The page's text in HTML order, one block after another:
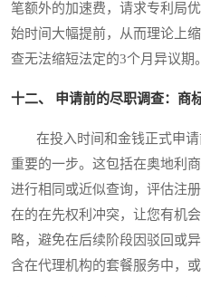
笔额外的加速费，请求专利局
始时间大幅提前，从而理论上
查无法缩短法定的3个月异议期。
十二、 申请前的尽职调查：商
在投入时间和金钱正式申请
重要的一步。这包括在奥地利
进行相同或近似查询，评估注
在的在先权利冲突，让您有机
略，避免在后续阶段因驳回或
含在代理机构的套餐服务中，